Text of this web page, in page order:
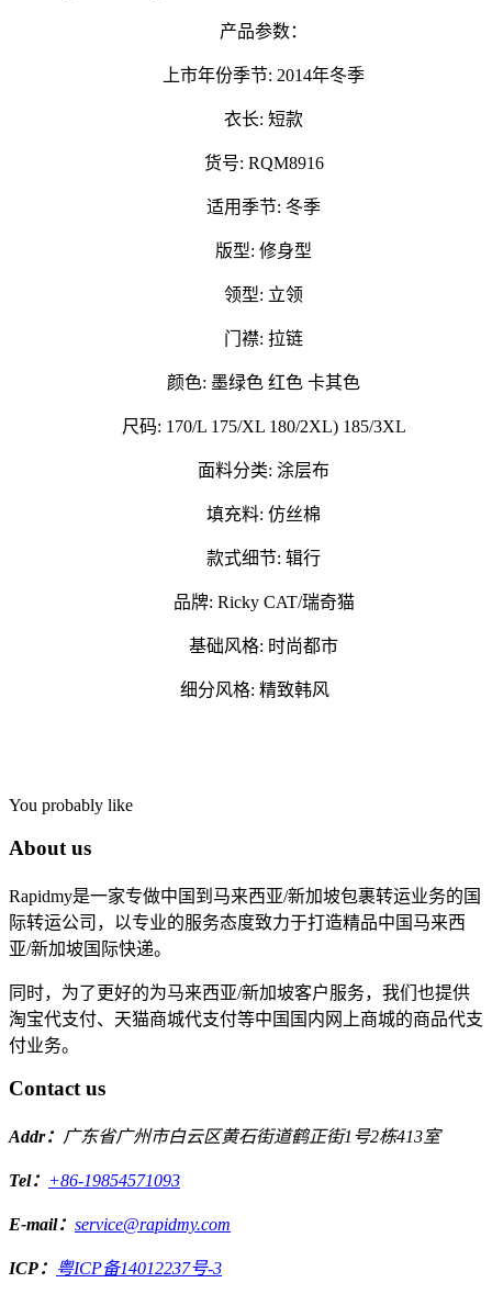
产品参数：
上市年份季节: 2014年冬季
衣长: 短款
货号: RQM8916
适用季节: 冬季
版型: 修身型
领型: 立领
门襟: 拉链
颜色: 墨绿色 红色 卡其色
尺码: 170/L 175/XL 180/2XL) 185/3XL
面料分类: 涂层布
填充料: 仿丝棉
款式细节: 辑行
品牌: Ricky CAT/瑞奇猫
基础风格: 时尚都市
细分风格: 精致韩风
You probably like
About us
Rapidmy是一家专做中国到马来西亚/新加坡包裹转运业务的国
际转运公司，以专业的服务态度致力于打造精品中国马来西
亚/新加坡国际快递。
同时，为了更好的为马来西亚/新加坡客户服务，我们也提供
淘宝代支付、天猫商城代支付等中国国内网上商城的商品代支
付业务。
Contact us
Addr： 广东省广州市白云区黄石街道鹤正街1号2栋413室
Tel： +86-19854571093
E-mail： service@rapidmy.com
ICP： 粤ICP备14012237号-3